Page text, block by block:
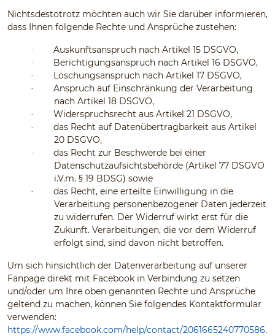
Nichtsdestotrotz möchten auch wir Sie darüber informieren,
dass Ihnen folgende Rechte und Ansprüche zustehen:
· Auskunftsanspruch nach Artikel 15 DSGVO,
· Berichtigungsanspruch nach Artikel 16 DSGVO,
· Löschungsanspruch nach Artikel 17 DSGVO,
·
Anspruch auf Einschränkung der Verarbeitung
nach Artikel 18 DSGVO,
· Widerspruchsrecht aus Artikel 21 DSGVO,
·
das Recht auf Datenübertragbarkeit aus Artikel
20 DSGVO,
·
das Recht zur Beschwerde bei einer
Datenschutzaufsichtsbehörde (Artikel 77 DSGVO
i.V.m. § 19 BDSG) sowie
·
das Recht, eine erteilte Einwilligung in die
Verarbeitung personenbezogener Daten jederzeit
zu widerrufen. Der Widerruf wirkt erst für die
Zukunft. Verarbeitungen, die vor dem Widerruf
erfolgt sind, sind davon nicht betroffen.
Um sich hinsichtlich der Datenverarbeitung auf unserer
Fanpage direkt mit Facebook in Verbindung zu setzen
und/oder um Ihre oben genannten Rechte und Ansprüche
geltend zu machen, können Sie folgendes Kontaktformular
verwenden:
https://www.facebook.com/help/contact/2061665240770586.